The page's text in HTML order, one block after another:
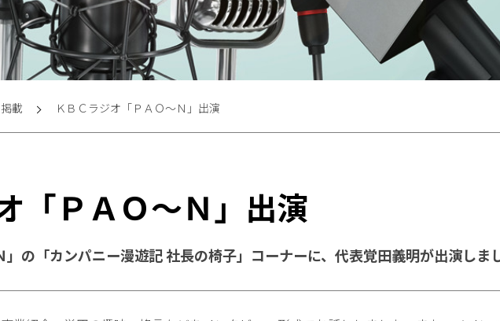
載 ＫＢＣラジオ「ＰＡＯ～Ｎ」出演
「ＰＡＯ～Ｎ」出演
の「カンパニー漫遊記 社長の椅子」コーナーに、代表覚田義明が出演しまし